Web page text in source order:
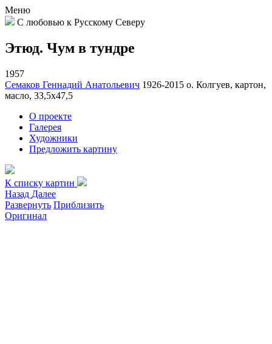
Меню
С любовью к Русскому Северу
Этюд. Чум в тундре
1957
Семаков Геннадий Анатольевич 1926-2015 о. Колгуев, картон,
масло, 33,5х47,5
О проекте
Галерея
Художники
Предложить картину
К списку картин
Назад Далее
Развернуть Приблизить
Оригинал